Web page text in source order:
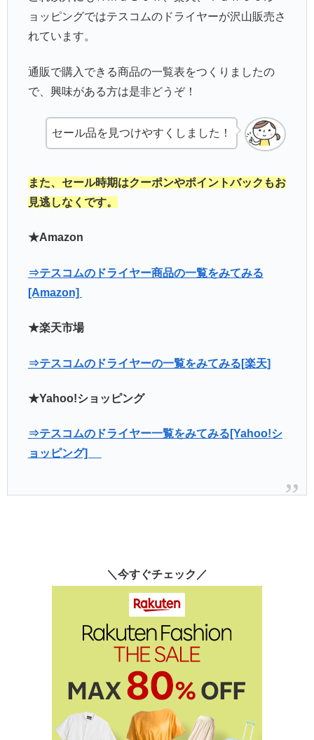
ョッピングではテスコムのドライヤーが沢山販売さ
れています。
通販で購入できる商品の一覧表をつくりましたの
で、興味がある方は是非どうぞ！
セール品を見つけやすくしました！
また、セール時期はクーポンやポイントバックもお
見逃しなくです。
★Amazon
⇒テスコムのドライヤー商品の一覧をみてみる
[Amazon]
★楽天市場
⇒テスコムのドライヤーの一覧をみてみる[楽天]
★Yahoo!ショッピング
⇒テスコムのドライヤー一覧をみてみる[Yahoo!シ
ョッピング]
＼今すぐチェック／